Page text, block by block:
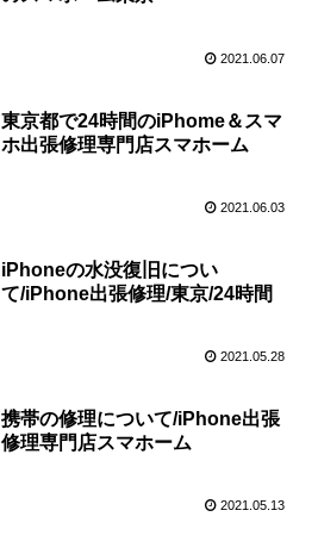
2021.06.07
東京都で24時間のiPhome＆スマ
ホ出張修理専門店スマホーム
2021.06.03
iPhoneの水没復旧につい
て/iPhone出張修理/東京/24時間
2021.05.28
携帯の修理について/iPhone出張
修理専門店スマホーム
2021.05.13